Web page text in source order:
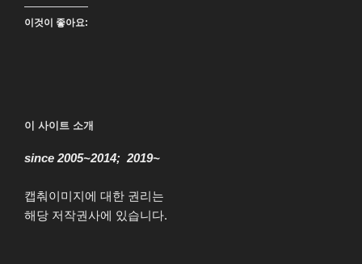
이것이 좋아요:
이 사이트 소개
since 2005~2014; 2019~
캡춰이미지에 대한 권리는
해당 저작권사에 있습니다.